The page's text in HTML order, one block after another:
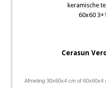
Cerasun
Afmeting 30x60x4 cm of 60x60x4